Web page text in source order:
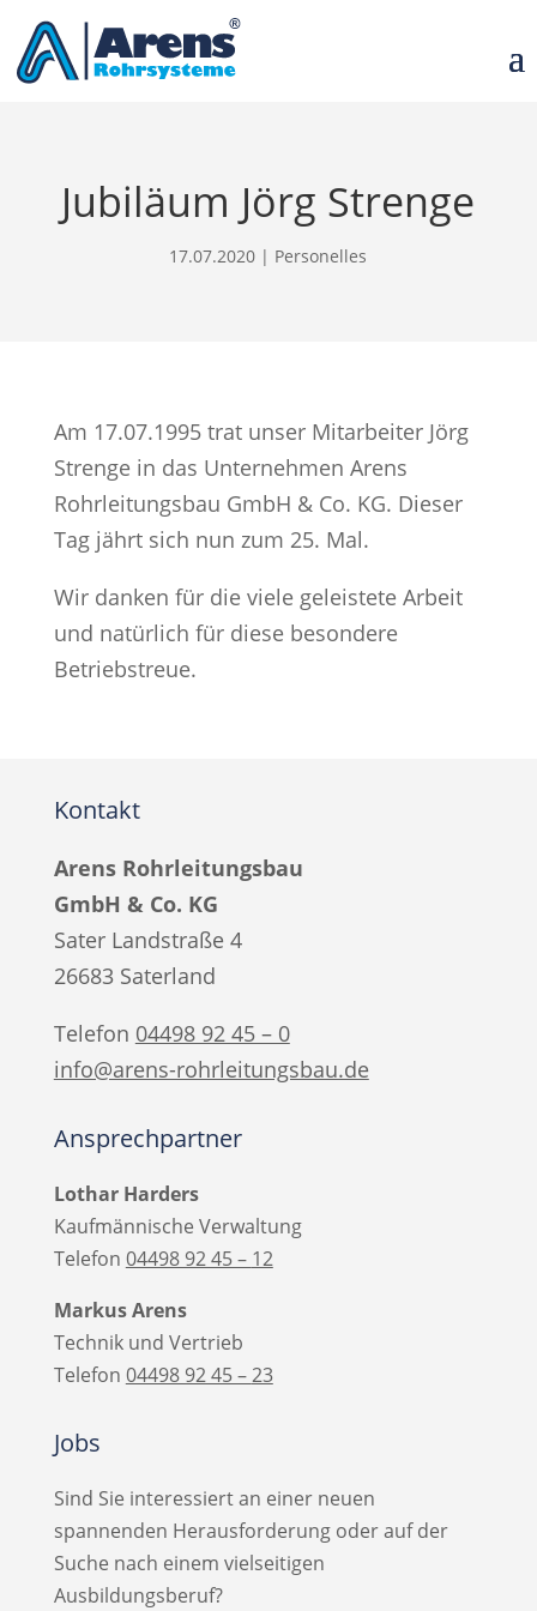
Jubiläum Jörg Strenge
17.07.2020 | Personelles
Am 17.07.1995 trat unser Mitarbeiter Jörg
Strenge in das Unternehmen Arens
Rohrleitungsbau GmbH & Co. KG. Dieser
Tag jährt sich nun zum 25. Mal.
Wir danken für die viele geleistete Arbeit
und natürlich für diese besondere
Betriebstreue.
Kontakt
Arens Rohrleitungsbau
GmbH & Co. KG
Sater Landstraße 4
26683 Saterland
Telefon 04498 92 45 – 0
info@arens-rohrleitungsbau.de
Ansprechpartner
Lothar Harders
Kaufmännische Verwaltung
Telefon 04498 92 45 – 12
Markus Arens
Technik und Vertrieb
Telefon 04498 92 45 –23
Jobs
Sind Sie interessiert an einer neuen
spannenden Herausforderung oder auf der
Suche nach einem vielseitigen
Ausbildungsberuf?